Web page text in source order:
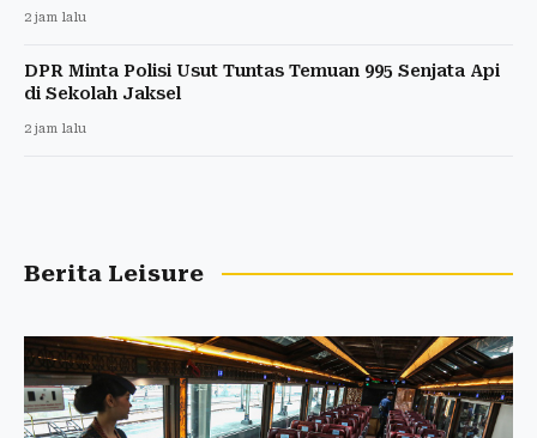
2 jam lalu
DPR Minta Polisi Usut Tuntas Temuan 995 Senjata Api
di Sekolah Jaksel
2 jam lalu
Berita Leisure